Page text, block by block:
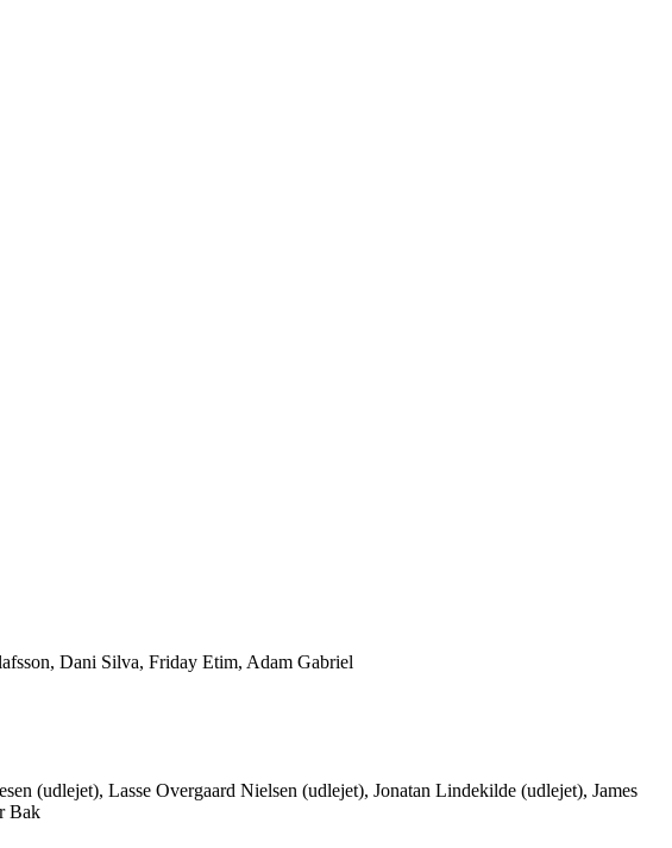
Dani Silva, Friday Etim, Adam Gabriel
(udlejet), Lasse Overgaard Nielsen (udlejet), Jonatan Lindekilde (udlejet), James
Bak